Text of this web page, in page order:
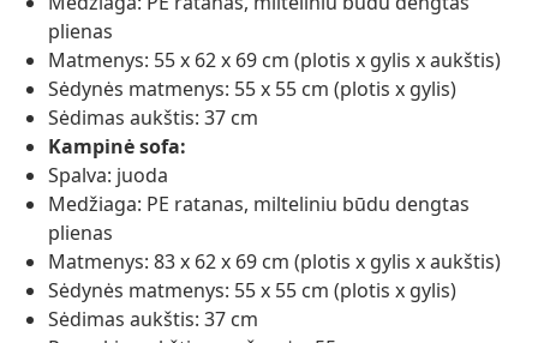
plienas
Matmenys: 55 x 62 x 69 cm (plotis x gylis x aukštis)
Sėdynės matmenys: 55 x 55 cm (plotis x gylis)
Sėdimas aukštis: 37 cm
Kampinė sofa:
Spalva: juoda
Medžiaga: PE ratanas, milteliniu būdu dengtas
plienas
Matmenys: 83 x 62 x 69 cm (plotis x gylis x aukštis)
Sėdynės matmenys: 55 x 55 cm (plotis x gylis)
Sėdimas aukštis: 37 cm